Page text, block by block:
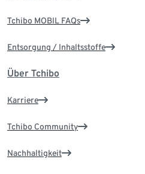
Tchibo MOBIL FAQs
Entsorgung / Inhaltsstoffe
Über Tchibo
Karriere
Tchibo Community
Nachhaltigkeit